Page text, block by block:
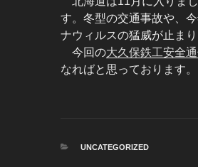
す。冬型の交通事故や、
ナウィルスの猛威が止まり
今回の大久保鉄工安全
なればと思っております。
カ
UNCATEGORIZED